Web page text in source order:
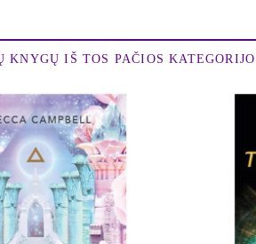
KNYGŲ IŠ TOS PAČIOS